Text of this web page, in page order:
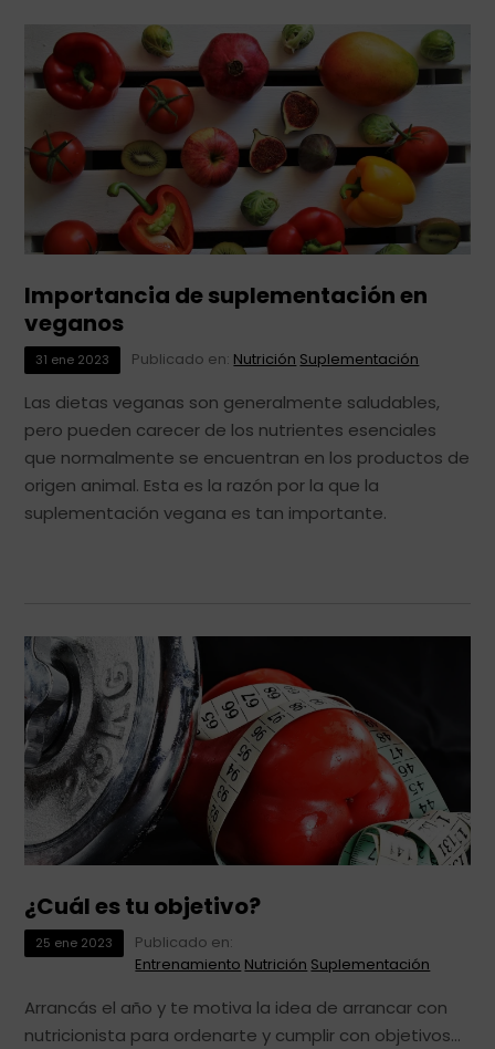
Importancia de suplementación en
veganos
31 ene 2023 Publicado en: Nutrición Suplementación
Las dietas veganas son generalmente saludables,
pero pueden carecer de los nutrientes esenciales
que normalmente se encuentran en los productos de
origen animal. Esta es la razón por la que la
suplementación vegana es tan importante.
¿Cuál es tu objetivo?
25 ene 2023
Publicado en:
Entrenamiento Nutrición Suplementación
Arrancás el año y te motiva la idea de arrancar con
nutricionista para ordenarte y cumplir con objetivos…